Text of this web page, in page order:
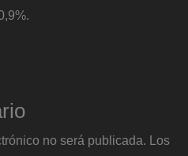
no será publicada.
Los